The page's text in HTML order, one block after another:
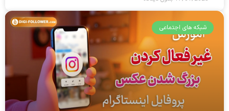
شبکه های اجتماعی